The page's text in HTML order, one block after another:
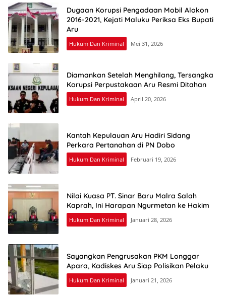
Dugaan Korupsi Pengadaan Mobil Alokon
2016-2021, Kejati Maluku Periksa Eks Bupati
Aru
Hukum Dan Kriminal Mei 31, 2026
Diamankan Setelah Menghilang, Tersangka
Korupsi Perpustakaan Aru Resmi Ditahan
Hukum Dan Kriminal April 20, 2026
Kantah Kepulauan Aru Hadiri Sidang
Perkara Pertanahan di PN Dobo
Hukum Dan Kriminal Februari 19, 2026
Nilai Kuasa PT. Sinar Baru Malra Salah
Kaprah, Ini Harapan Ngurmetan ke Hakim
Hukum Dan Kriminal Januari 28, 2026
Sayangkan Pengrusakan PKM Longgar
Apara, Kadiskes Aru Siap Polisikan Pelaku
Hukum Dan Kriminal Januari 21, 2026